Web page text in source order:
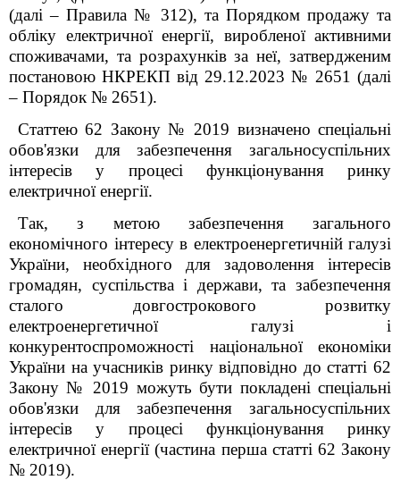
(далі – Правила № 312), та Порядком продажу та
обліку електричної енергії, виробленої активними
споживачами, та розрахунків за неї, затвердженим
постановою НКРЕКП від 29.12.2023 № 2651 (далі
– Порядок № 2651).
Статтею 62 Закону № 2019 визначено спеціальні
обов'язки для забезпечення загальносуспільних
інтересів у процесі функціонування ринку
електричної енергії.
Так, з метою забезпечення загального
економічного інтересу в електроенергетичній галузі
України, необхідного для задоволення інтересів
громадян, суспільства і держави, та забезпечення
сталого довгострокового розвитку
електроенергетичної галузі і
конкурентоспроможності національної економіки
України на учасників ринку відповідно до статті 62
Закону № 2019 можуть бути покладені спеціальні
обов'язки для забезпечення загальносуспільних
інтересів у процесі функціонування ринку
електричної енергії (частина перша статті 62 Закону
№ 2019).